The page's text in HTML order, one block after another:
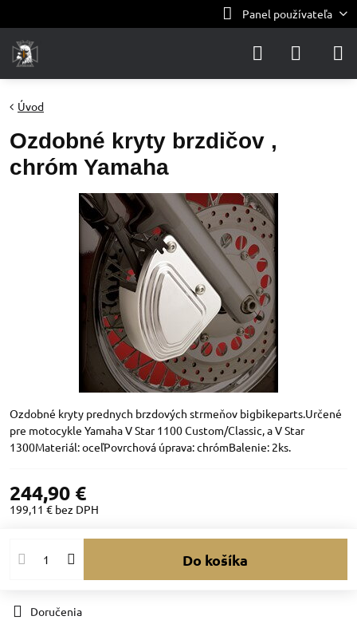
Panel používateľa
Úvod
Ozdobné kryty brzdičov ,
chróm Yamaha
Ozdobné kryty prednych brzdových strmeňov bigbikeparts.Určené
pre motocykle Yamaha V Star 1100 Custom/Classic, a V Star
1300Materiál: oceľPovrchová úprava: chrómBalenie: 2ks.
244,90 €
199,11 € bez DPH
Do košíka
Doručenia